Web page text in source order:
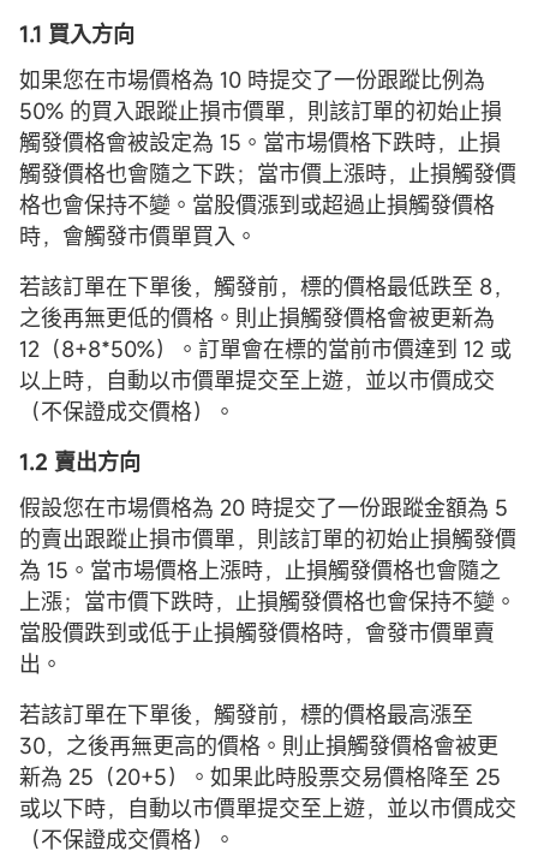
1.1 買入方向
如果您在市場價格為 10 時提交了一份跟蹤比例為
50% 的買入跟蹤止損市價單，則該訂單的初始止損
觸發價格會被設定為 15。當市場價格下跌時，止損
觸發價格也會隨之下跌；當市價上漲時，止損觸發價
格也會保持不變。當股價漲到或超過止損觸發價格
時，會觸發市價單買入。
若該訂單在下單後，觸發前，標的價格最低跌至 8，
之後再無更低的價格。則止損觸發價格會被更新為
12（8+8*50%）。訂單會在標的當前市價達到 12 或
以上時，自動以市價單提交至上遊，並以市價成交
（不保證成交價格）。
1.2 賣出方向
假設您在市場價格為 20 時提交了一份跟蹤金額為 5
的賣出跟蹤止損市價單，則該訂單的初始止損觸發價
為 15。當市場價格上漲時，止損觸發價格也會隨之
上漲；當市價下跌時，止損觸發價格也會保持不變。
當股價跌到或低于止損觸發價格時，會發市價單賣
出。
若該訂單在下單後，觸發前，標的價格最高漲至
30，之後再無更高的價格。則止損觸發價格會被更
新為 25（20+5）。如果此時股票交易價格降至 25
或以下時，自動以市價單提交至上遊，並以市價成交
（不保證成交價格）。